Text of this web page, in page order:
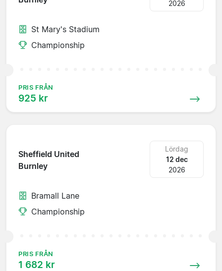
2026
St Mary's Stadium
Championship
PRIS FRÅN
925 kr
Sheffield United
Burnley
Lördag
12 dec
2026
Bramall Lane
Championship
PRIS FRÅN
1 682 kr